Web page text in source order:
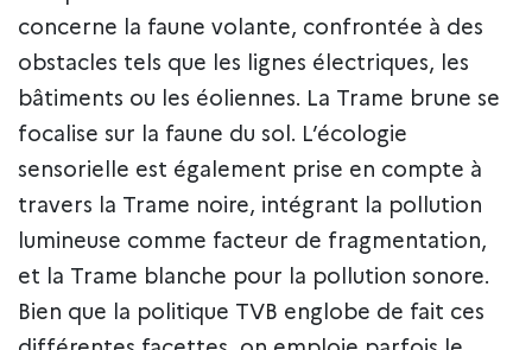
concerne la faune volante, confrontée à des
obstacles tels que les lignes électriques, les
bâtiments ou les éoliennes. La Trame brune se
focalise sur la faune du sol. L’écologie
sensorielle est également prise en compte à
travers la Trame noire, intégrant la pollution
lumineuse comme facteur de fragmentation,
et la Trame blanche pour la pollution sonore.
Bien que la politique TVB englobe de fait ces